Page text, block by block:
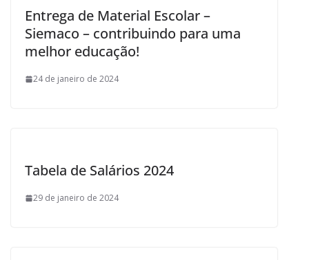
Entrega de Material Escolar –
Siemaco – contribuindo para uma
melhor educação!
24 de janeiro de 2024
Tabela de Salários 2024
29 de janeiro de 2024